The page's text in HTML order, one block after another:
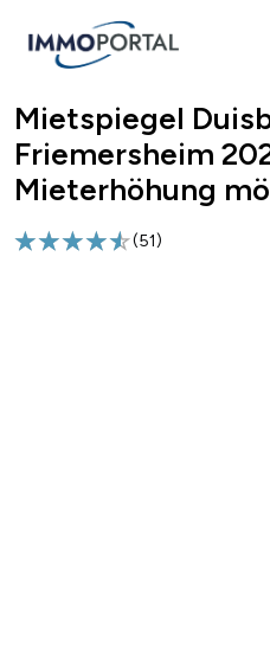
Breadcrumb
Mietspiegel
Friemersheim
Mieterhöhung
(51)